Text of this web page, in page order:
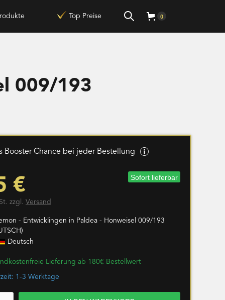
Top Preise 0
009/193
Booster Chance bei jeder Bestellung
€ Sofort lieferbar
zzgl. Versand
- Entwicklingen in Paldea - Honweisel 009/193
Deutsch
Lieferung ab 180€ Bestellwert
1-3 Werktage